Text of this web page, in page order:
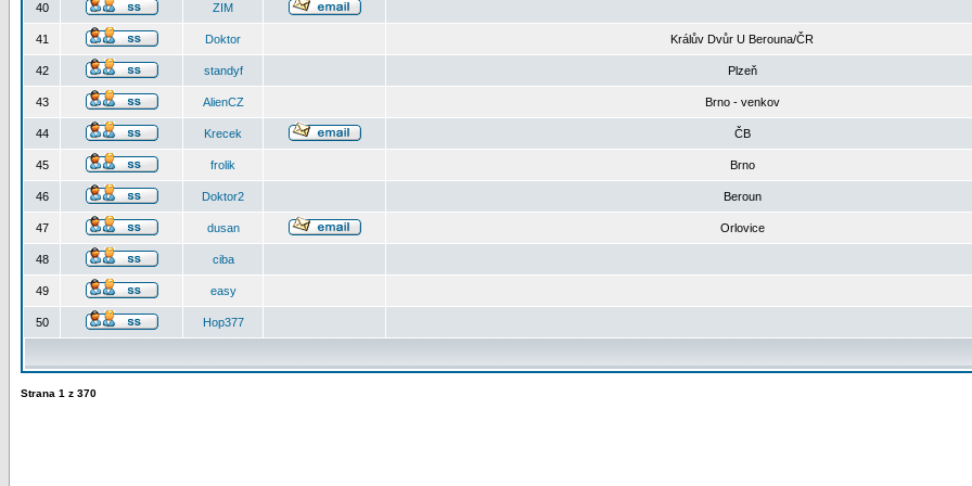
40 ZIM
41 Doktor Králův Dvůr U Berouna/ČR
42 standyf Plzeň
43 AlienCZ Brno - venkov
44 Krecek ČB
45 frolik Brno
46 Doktor2 Beroun
47 dusan Orlovice
48 ciba
49 easy
50 Hop377
Strana 1 z 370